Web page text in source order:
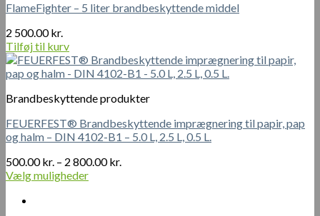
FlameFighter – 5 liter brandbeskyttende middel
2 500.00kr.
Tilføj til kurv
Brandbeskyttende produkter
FEUERFEST® Brandbeskyttende imprægnering til papir, pap
og halm – DIN 4102-B1 – 5.0 L, 2.5 L, 0.5 L.
500.00kr. – 2 800.00kr.
Vælg muligheder
vare